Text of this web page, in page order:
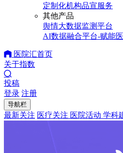
定制化机构品宣服务
其他产品
舆情大数据监测平台
AI数据融合平台-赋能
医院汇首页
关于指数
投稿
登录 注册
导航栏
最新关注 医疗关注 医院活动 学科